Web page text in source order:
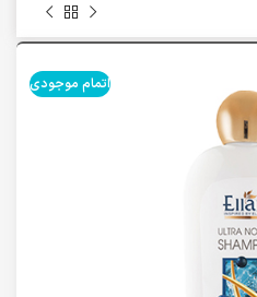
اتمام موجودی